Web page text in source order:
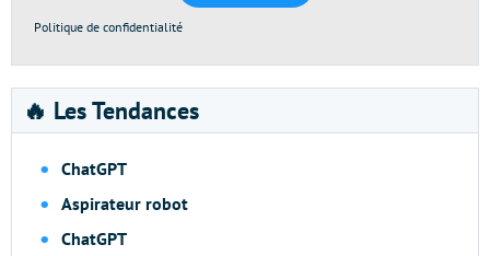
Politique de confidentialité
🔥 Les Tendances
ChatGPT
Aspirateur robot
ChatGPT